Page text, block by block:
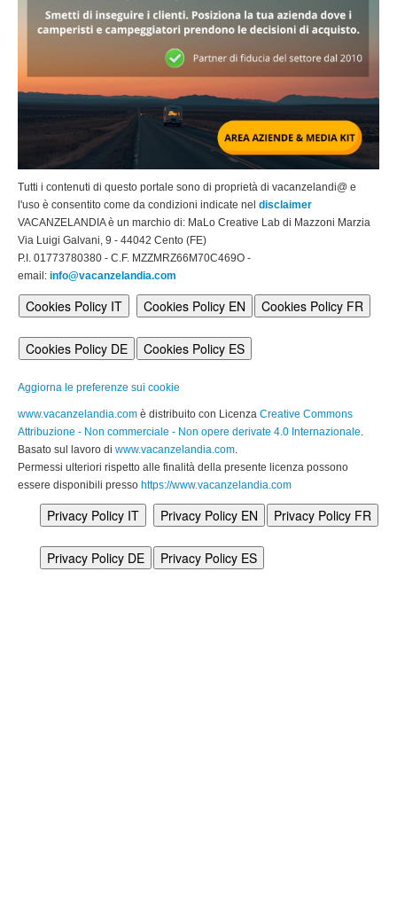
Tutti i contenuti di questo portale sono di proprietà di vacanzelandi@ e
l'uso è consentito come da condizioni indicate nel disclaimer
VACANZELANDIA è un marchio di: MaLo Creative Lab di Mazzoni Marzia
Via Luigi Galvani, 9 - 44042 Cento (FE)
P.I. 01773780380 - C.F. MZZMRZ66M70C469O -
email: info@vacanzelandia.com
Cookies Policy IT Cookies Policy EN Cookies Policy FR
Cookies Policy DE Cookies Policy ES
Aggiorna le preferenze sui cookie
www.vacanzelandia.com è distribuito con Licenza Creative Commons
Attribuzione - Non commerciale - Non opere derivate 4.0 Internazionale
Basato sul lavoro di www.vacanzelandia.com
Permessi ulteriori rispetto alle finalità della presente licenza possono
essere disponibili presso https://www.vacanzelandia.com
Privacy Policy IT Privacy Policy EN Privacy Policy FR
Privacy Policy DE Privacy Policy ES